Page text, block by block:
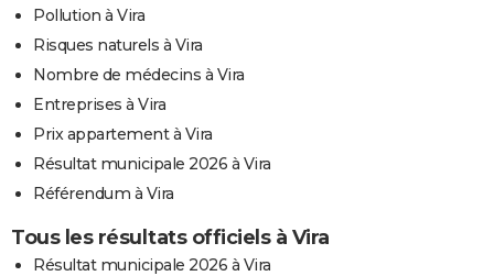
Pollution à Vira
Risques naturels à Vira
Nombre de médecins à Vira
Entreprises à Vira
Prix appartement à Vira
Résultat municipale 2026 à Vira
Référendum à Vira
Tous les résultats officiels à Vira
Résultat municipale 2026 à Vira